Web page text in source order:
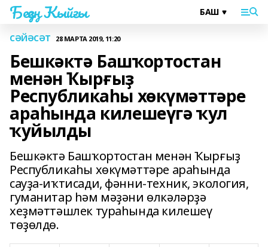
Беҙҙең Ҡыйғы
СӘЙӘСӘТ 28 МАРТА 2019, 11:20
Бешкәктә Башҡортостан
менән Ҡырғыҙ
Республикаһы хөкүмәттәре
араһында килешеүгә ҡул
ҡуйылды
Бешкәктә Башҡортостан менән Ҡырғыҙ
Республикаһы хөкүмәттәре араһында
сауҙа-иҡтисади, фәнни-техник, экология,
гуманитар һәм мәҙәни өлкәләрҙә
хеҙмәттәшлек тураһында килешеү
төҙөлдө.